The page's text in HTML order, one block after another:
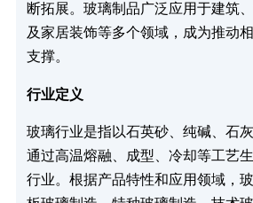
断拓展。玻璃制品广泛应用于建筑
及家居装饰等多个领域，成为推动
支撑。
行业定义
玻璃行业是指以石英砂、纯碱、石
通过高温熔融、成型、冷却等工艺
行业。根据产品特性和应用领域，